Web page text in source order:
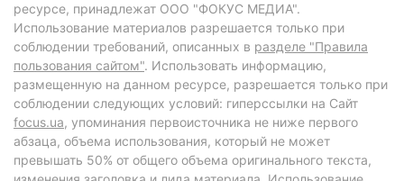
ресурсе, принадлежат ООО "ФОКУС МЕДИА".
Использование материалов разрешается только при
соблюдении требований, описанных в разделе "Правила
пользования сайтом". Использовать информацию,
размещенную на данном ресурсе, разрешается только при
соблюдении следующих условий: гиперссылки на Сайт
focus.ua, упоминания первоисточника не ниже первого
абзаца, объема использования, который не может
превышать 50% от общего объема оригинального текста,